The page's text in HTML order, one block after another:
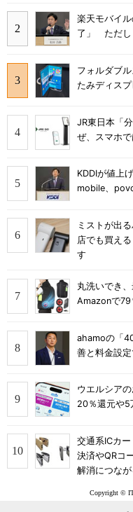
楽天モバイ
了」 ただし
フォルダブ
たみディス
JR東日本「
ぜ、スマホ
KDDIが値上
mobile、
ミストが出
店でも買え
す
丸洗いでき
Amazonで79
ahamoの「
善と料金設
ウエルシア
20％還元や5
交通系ICカ
決済やQRコ
解消につなが
Copyright ©